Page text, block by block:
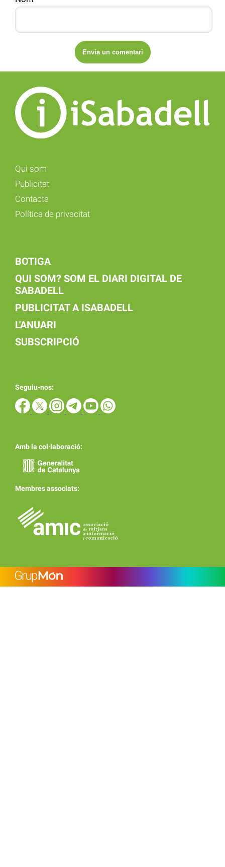
Qui som
Publicitat
Contacte
Política de privacitat
BOTIGA
QUI SOM? SOM EL DIARI DIGITAL DE
SABADELL
PUBLICITAT A ISABADELL
L'ANUARI
SUBSCRIPCIÓ
Seguiu-nos:
Amb la col·laboració:
Membres associats: